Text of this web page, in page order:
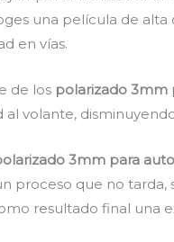
una película de
en vías.
de los polarizado 3mm
al volante,
3mm para
proceso que no
resultado final una